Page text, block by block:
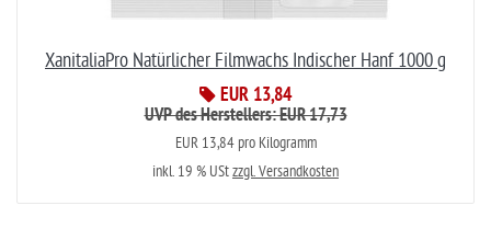
XanitaliaPro Natürlicher Filmwachs Indischer Hanf 1000 g
EUR 13,84
UVP des Herstellers: EUR 17,73
EUR 13,84 pro Kilogramm
inkl. 19 % UStzzgl. Versandkosten